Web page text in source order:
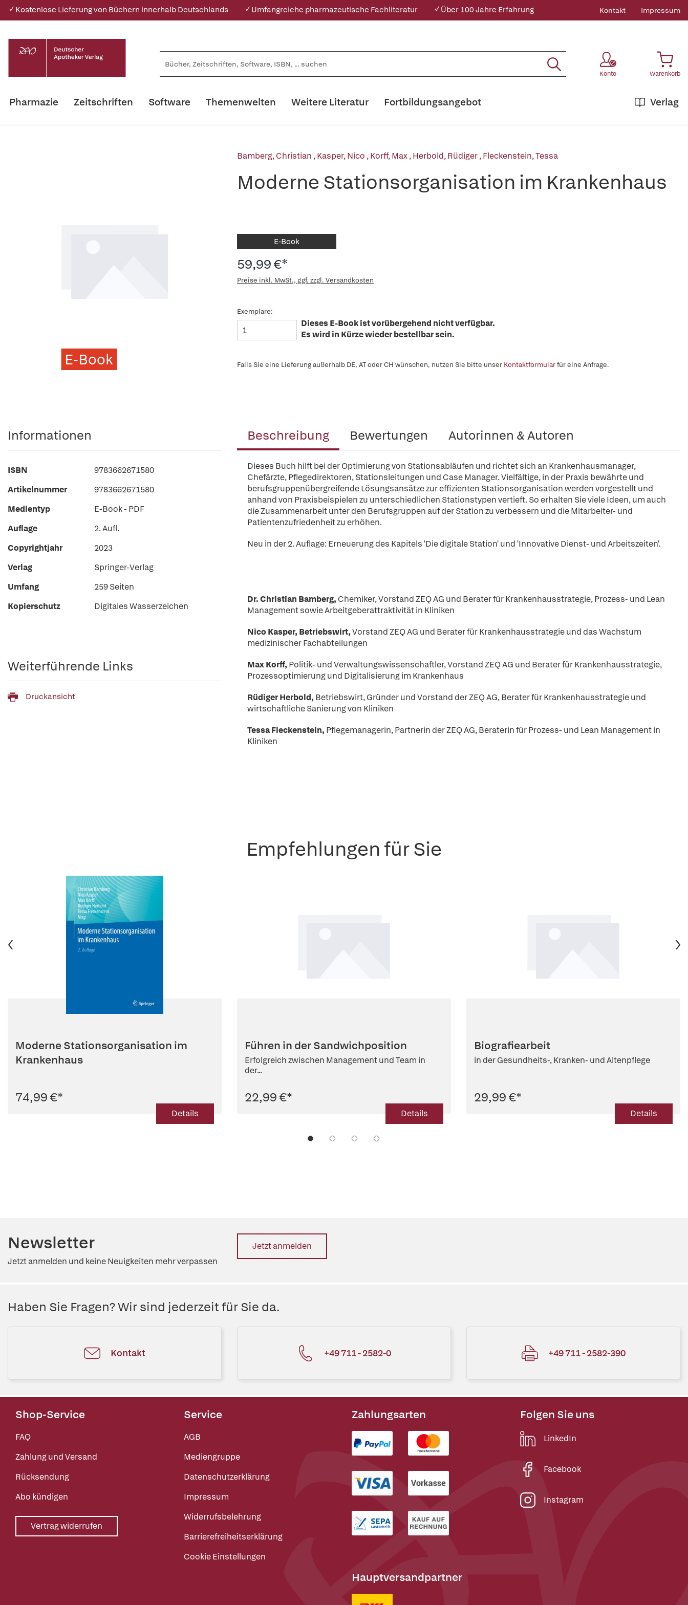
✓ Kostenlose Lieferung von Büchern innerhalb Deutschlands ✓ Umfangreiche pharmazeutische Fachliteratur ✓ Über 100 Jahre Erfahrung Kontakt Impressum
Konto Warenkorb
Pharmazie Zeitschriften Software Themenwelten Weitere Literatur Verlag
Fortbildungsangebot
E-Book
Bamberg, Christian ,Kasper, Nico ,Korff, Max,Herbold, Rüdiger,Fleckenstein, Tessa
Moderne Stationsorganisation im Krankenhaus
E-Book
59,99 €*
Preise inkl. MwSt., ggf. zzgl. Versandkosten
Exemplare:
Dieses E-Book ist vorübergehend nicht verfügbar.
Es wird in Kürze wieder bestellbar sein.
Falls Sie eine Lieferung außerhalb DE, AT oder CH wünschen, nutzen Sie bitte unser Kontaktformularfür eine Anfrage.
Beschreibung Bewertungen Autorinnen & Autoren
Dieses Buch hilft bei der Optimierung von Stationsabläufen und richtet sich an Krankenhausmanager,
Chefärzte, Pflegedirektoren, Stationsleitungen und Case Manager. Vielfältige, in der Praxis bewährte und
berufsgruppenübergreifende Lösungsansätze zur effizienten Stationsorganisation werden vorgestellt und
anhand von Praxisbeispielen zu unterschiedlichen Stationstypen vertieft. So erhalten Sie viele Ideen, um auch
die Zusammenarbeit unter den Berufsgruppen auf der Station zu verbessern und die Mitarbeiter- und
Patientenzufriedenheit zu erhöhen.
Neu in der 2. Auflage: Erneuerung des Kapitels 'Die digitale Station' und 'Innovative Dienst- und Arbeitszeiten'.
Dr. Christian Bamberg, Chemiker, Vorstand ZEQ AG und Berater für Krankenhausstrategie, Prozess- und Lean
Management sowie Arbeitgeberattraktivität in Kliniken
Nico Kasper, Betriebswirt,Vorstand ZEQ AG und Berater für Krankenhausstrategie und das Wachstum
medizinischer Fachabteilungen
Max Korff, Politik- und Verwaltungswissenschaftler, Vorstand ZEQ AG und Berater für Krankenhausstrategie,
Prozessoptimierung und Digitalisierung im Krankenhaus
Rüdiger Herbold, Betriebswirt, Gründer und Vorstand der ZEQ AG, Berater für Krankenhausstrategie und
wirtschaftliche Sanierung von Kliniken
Tessa Fleckenstein, Pflegemanagerin, Partnerin der ZEQ AG, Beraterin für Prozess- und Lean Management in
Kliniken
Informationen
ISBN
9783662671580
Artikelnummer
9783662671580
Medientyp
E-Book - PDF
Auflage
2. Aufl.
Copyrightjahr
2023
Verlag
Springer-Verlag
Umfang
259 Seiten
Kopierschutz
Digitales Wasserzeichen
Weiterführende Links
Druckansicht
Empfehlungen für Sie
Moderne Stationsorganisation im
Krankenhaus
74,99 €*
Details
Führen in der Sandwichposition
Erfolgreich zwischen Management und Team in
der...
22,99 €*
Details
Biografiearbeit
in der Gesundheits-, Kranken- und Altenpflege
29,99 €*
Details
Newsletter
Jetzt anmelden und keine Neuigkeiten mehr verpassen
Jetzt anmelden
Haben Sie Fragen? Wir sind jederzeit für Sie da.
Kontakt +49 711 - 2582-0 +49 711 - 2582-390
Shop-Service
FAQ
Zahlung und Versand
Rücksendung
Abo kündigen
Vertrag widerrufen
Service
AGB
Mediengruppe
Datenschutzerklärung
Impressum
Widerrufsbelehrung
Barrierefreiheitserklärung
Cookie Einstellungen
Zahlungsarten
Hauptversandpartner
Folgen Sie uns
LinkedIn
Facebook
Instagram